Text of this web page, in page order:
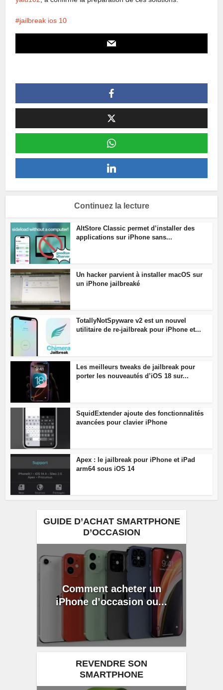
jailbreak ios 10
Continuez la lecture
AltStore Classic permet d’installer des
applications sur iPhone sans...
Un hacker parvient à installer macOS sur
un iPhone jailbreaké
TotallyNotSpyware v2 est un nouvel
utilitaire de re-jailbreak pour iPhone et...
Les meilleurs tweaks de jailbreak pour
porter les nouveautés d’iOS 18 sur...
SquidExtender ajoute des fonctionnalités
avancées pour clavier iPhone
Apex : le jailbreak pour iPhone et iPad
arm64 sous iOS 14
GUIDE D’ACHAT SMARTPHONE
D’OCCASION
Comment acheter un
iPhone d’occasion ou...
REVENDRE SON
SMARTPHONE